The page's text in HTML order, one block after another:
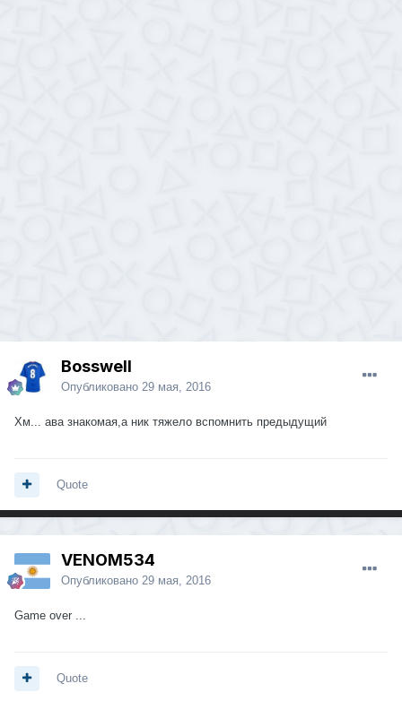
Bosswell
Опубликовано 29 мая, 2016
Хм... ава знакомая,а ник тяжело вспомнить предыдущий
Quote
VENOM534
Опубликовано 29 мая, 2016
Game over ...
Quote